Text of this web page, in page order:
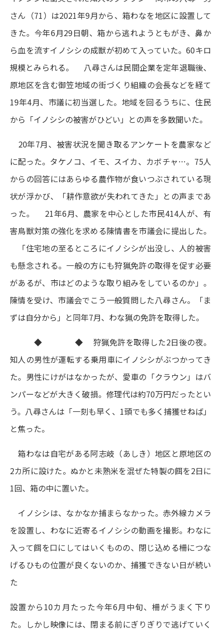
さん（71）は2021年9月から、箱わなを地区に設置して
きた。今年6月29日朝、箱から逃れようともがき、鼻か
ら血を流すイノシシの成獣が初めて入っていた。60キロ
規模とみられる。 八尋さんは民間企業を定年退職後、
原地区を含む御笠地域の街づくり組織の会長などを経て
19年4月、市議に初当選した。地域を回るうちに、住民
から「イノシシの被害がひどい」との声を多数聞いた。
20年7月、被害状況を聞き取るアンケートを農家など
に配った。タケノコ、イモ、スイカ、カボチャ…。75人
からの回答にはあらゆる農作物が食いつぶされている現
状が浮かび、「耕作意欲が失われてきた」との声まであ
った。 21年6月、農家を中心とした市民414人が、有
害鳥獣対策の強化を求める陳情書を市議会に提出した。
「住宅地の至るところにイノシシが出没し、人的被害
も懸念される。一般の方にも狩猟免許の取得を促す必要
があるが、市はどのような取り組みをしているのか」。
陳情を受け、市議会でこう一般質問した八尋さん。「ま
ずは自分から」と同年7月、わな猟の免許を取得した。
◆ ◆ 狩猟免許を取得した2日後の夜。
知人の男性が運転する乗用車にイノシシがぶつかってき
た。男性にけがはなかったが、愛車の「クラウン」はバ
ンパーなどが大きく破損。修理代は約70万円だったとい
う。八尋さんは「一刻も早く、1頭でも多く捕獲せねば」
と焦った。
箱わなは自宅がある阿志岐（あしき）地区と原地区の
2カ所に設けた。ぬかと未熟米を混ぜた特製の餌を2日に
1回、箱の中に置いた。
イノシシは、なかなか捕まらなかった。赤外線カメラ
を設置し、わなに近寄るイノシシの動画を撮影。わなに
入って餌を口にしてはいくものの、閉じ込める柵につな
げるひもの位置が良くないのか、捕獲できない日が続い
た
設置から10カ月たった今年6月中旬、柵がうまく下り
た。しかし映像には、閉まる前にぎりぎりで逃げていく